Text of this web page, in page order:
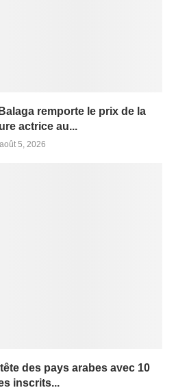
remporte le prix de la
actrice au...
août 5, 2026
des pays arabes avec 10
inscrits...